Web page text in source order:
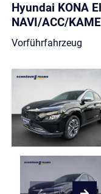
Hyundai KONA
NAVI/ACC/
Vorführfahrzeug